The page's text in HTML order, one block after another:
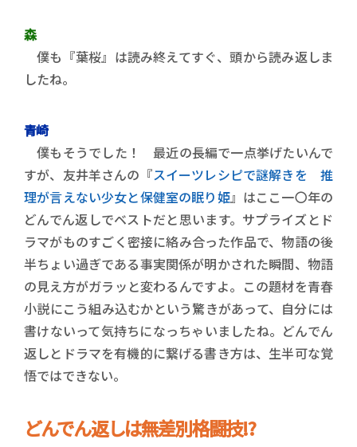
森
僕も『葉桜』は読み終えてすぐ、頭から読み返しま
したね。
青崎
僕もそうでした！ 最近の長編で一点挙げたいんで
すが、友井羊さんの『スイーツレシピで謎解きを 推
理が言えない少女と保健室の眠り姫』はここ一〇年の
どんでん返しでベストだと思います。サプライズとド
ラマがものすごく密接に絡み合った作品で、物語の後
半ちょい過ぎである事実関係が明かされた瞬間、物語
の見え方がガラッと変わるんですよ。この題材を青春
小説にこう組み込むかという驚きがあって、自分には
書けないって気持ちになっちゃいましたね。どんでん
返しとドラマを有機的に繋げる書き方は、生半可な覚
悟ではできない。
どんでん返しは無差別格闘技!?